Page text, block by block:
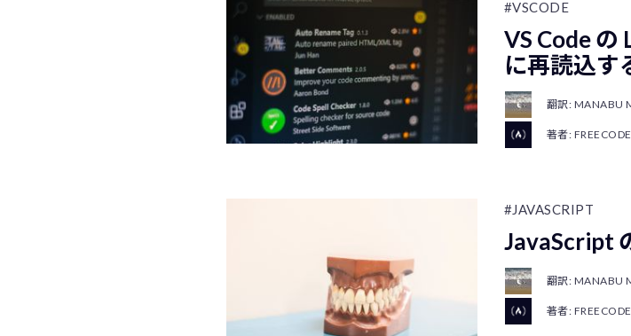
#VSCODE
VS Code の
に再読込す
翻訳: MANABU
著者:
#JAVASCRIPT
JavaScript
翻訳: MANABU
著者: